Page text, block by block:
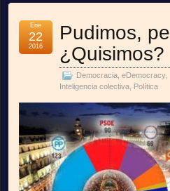
Pudimos,
¿Quisimos?
Democracia eDemocracy,
Inteligencia colectiva Política
Ene
22
2016